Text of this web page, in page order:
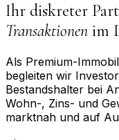
Ihr diskreter
Transaktionen im
Als Premium-
begleiten wir
Bestandshalter bei
Wohn-, Zins- und
marktnah und auf